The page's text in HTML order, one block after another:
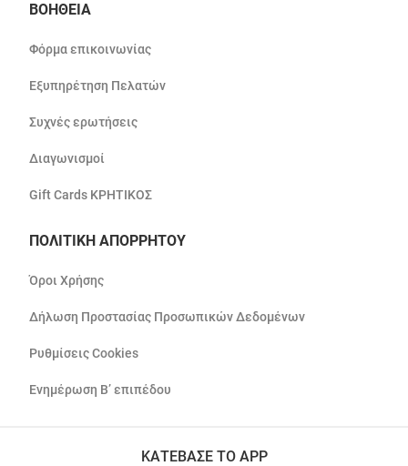
ΒΟΗΘΕΙΑ
Φόρμα επικοινωνίας
Εξυπηρέτηση Πελατών
Συχνές ερωτήσεις
Διαγωνισμοί
Gift Cards ΚΡΗΤΙΚΟΣ
ΠΟΛΙΤΙΚΗ ΑΠΟΡΡΗΤΟΥ
Όροι Χρήσης
Δήλωση Προστασίας Προσωπικών Δεδομένων
Ρυθμίσεις Cookies
Ενημέρωση Β’ επιπέδου
ΚΑΤΕΒΑΣΕ ΤΟ APP